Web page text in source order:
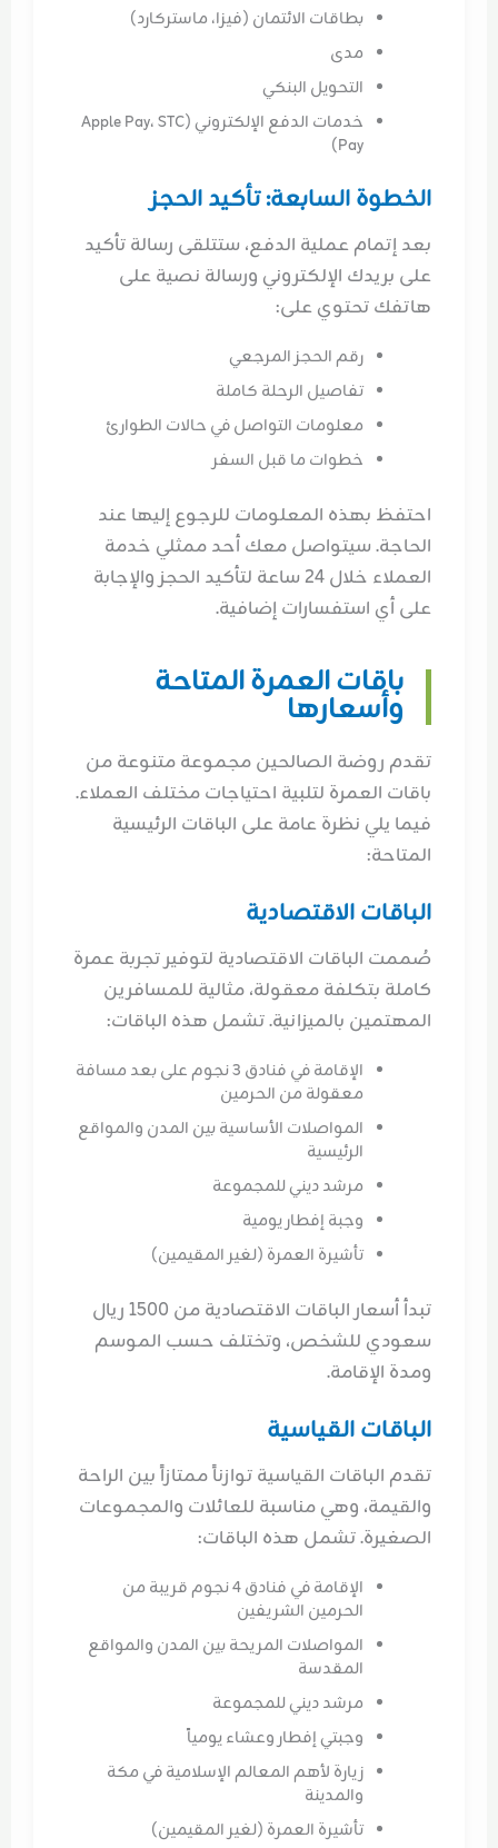
بطاقات الائتمان (فيزا، ماستركارد)
مدى
التحويل البنكي
خدمات الدفع الإلكتروني (Apple Pay، STC
Pay)
الخطوة السابعة: تأكيد الحجز
بعد إتمام عملية الدفع، ستتلقى رسالة تأكيد
على بريدك الإلكتروني ورسالة نصية على
هاتفك تحتوي على:
رقم الحجز المرجعي
تفاصيل الرحلة كاملة
معلومات التواصل في حالات الطوارئ
خطوات ما قبل السفر
احتفظ بهذه المعلومات للرجوع إليها عند
الحاجة. سيتواصل معك أحد ممثلي خدمة
العملاء خلال 24 ساعة لتأكيد الحجز والإجابة
على أي استفسارات إضافية.
باقات العمرة المتاحة
وأسعارها
تقدم روضة الصالحين مجموعة متنوعة من
باقات العمرة لتلبية احتياجات مختلف العملاء.
فيما يلي نظرة عامة على الباقات الرئيسية
المتاحة:
الباقات الاقتصادية
صُممت الباقات الاقتصادية لتوفير تجربة عمرة
كاملة بتكلفة معقولة، مثالية للمسافرين
المهتمين بالميزانية. تشمل هذه الباقات:
الإقامة في فنادق 3 نجوم على بعد مسافة
معقولة من الحرمين
المواصلات الأساسية بين المدن والمواقع
الرئيسية
مرشد ديني للمجموعة
وجبة إفطار يومية
تأشيرة العمرة (لغير المقيمين)
تبدأ أسعار الباقات الاقتصادية من 1500 ريال
سعودي للشخص، وتختلف حسب الموسم
ومدة الإقامة.
الباقات القياسية
تقدم الباقات القياسية توازناً ممتازاً بين الراحة
والقيمة، وهي مناسبة للعائلات والمجموعات
الصغيرة. تشمل هذه الباقات:
الإقامة في فنادق 4 نجوم قريبة من
الحرمين الشريفين
المواصلات المريحة بين المدن والمواقع
المقدسة
مرشد ديني للمجموعة
وجبتي إفطار وعشاء يومياً
زيارة لأهم المعالم الإسلامية في مكة
والمدينة
تأشيرة العمرة (لغير المقيمين)